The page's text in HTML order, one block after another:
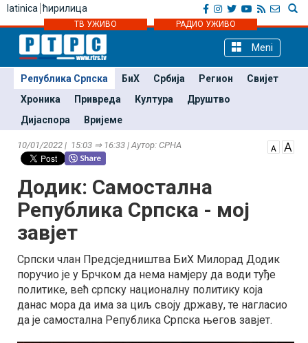
latinica ћирилица
ТВ УЖИВО РАДИО УЖИВО
Meni
Република Српска БиХ Србија Регион
Свијет
Хроника
Привреда Култура
Друштво
Дијаспора
Вријеме
10/01/2022 | 15:03 ⇒ 16:33 | Аутор: СРНА
Додик: Самостална
Република Српска - мој
завјет
Српски члан Предсједништва БиХ Милорад Додик
поручио је у Брчком да нема намјеру да води туђе
политике, већ српску националну политику која
данас мора да има за циљ своју државу, те нагласио
да је самостална Република Српска његов завјет.